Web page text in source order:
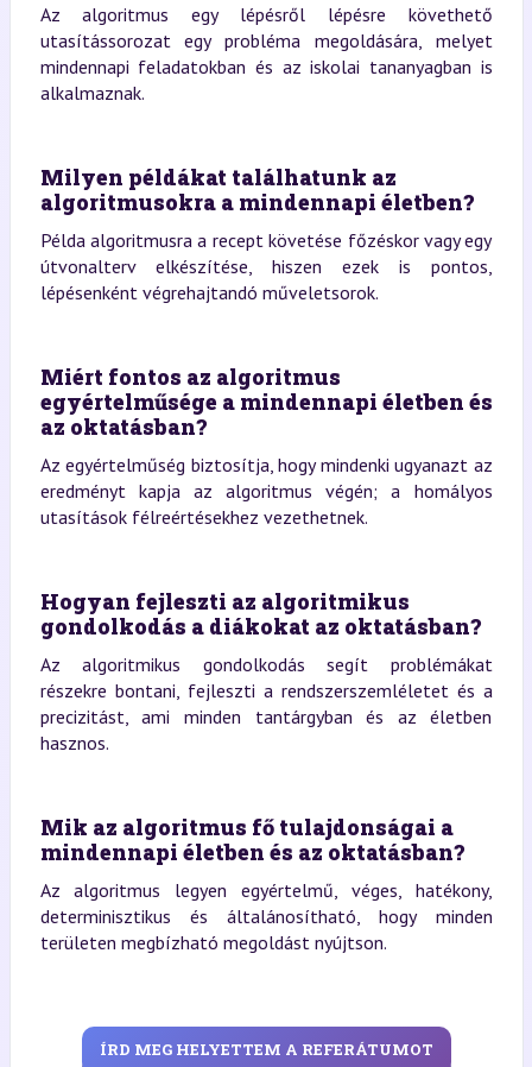
Az algoritmus egy lépésről lépésre követhető
utasítássorozat egy probléma megoldására, melyet
mindennapi feladatokban és az iskolai tananyagban is
alkalmaznak.
Milyen példákat találhatunk az
algoritmusokra a mindennapi életben?
Példa algoritmusra a recept követése főzéskor vagy egy
útvonalterv elkészítése, hiszen ezek is pontos,
lépésenként végrehajtandó műveletsorok.
Miért fontos az algoritmus
egyértelműsége a mindennapi életben és
az oktatásban?
Az egyértelműség biztosítja, hogy mindenki ugyanazt az
eredményt kapja az algoritmus végén; a homályos
utasítások félreértésekhez vezethetnek.
Hogyan fejleszti az algoritmikus
gondolkodás a diákokat az oktatásban?
Az algoritmikus gondolkodás segít problémákat
részekre bontani, fejleszti a rendszerszemléletet és a
precizitást, ami minden tantárgyban és az életben
hasznos.
Mik az algoritmus fő tulajdonságai a
mindennapi életben és az oktatásban?
Az algoritmus legyen egyértelmű, véges, hatékony,
determinisztikus és általánosítható, hogy minden
területen megbízható megoldást nyújtson.
ÍRD MEG HELYETTEM A REFERÁTUMOT